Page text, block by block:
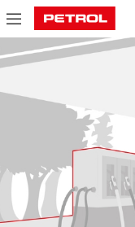
Prodajna
mesta